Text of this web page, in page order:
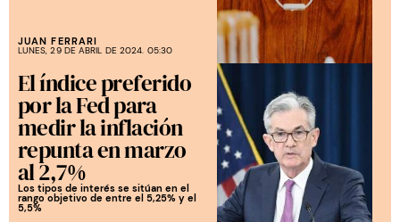
JUAN FERRARI
LUNES, 29 DE ABRIL DE 2024. 05:30
El índice preferido
por la Fed para
medir la inflación
repunta en marzo
al 2,7%
Los tipos de interés se sitúan en el
rango objetivo de entre el 5,25% y el
5,5%